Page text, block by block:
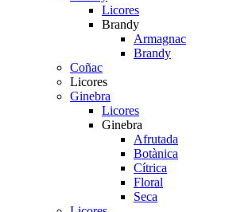
Licores
Brandy
Armagnac
Brandy
Coñac
Licores
Ginebra
Licores
Ginebra
Afrutada
Botànica
Cítrica
Floral
Seca